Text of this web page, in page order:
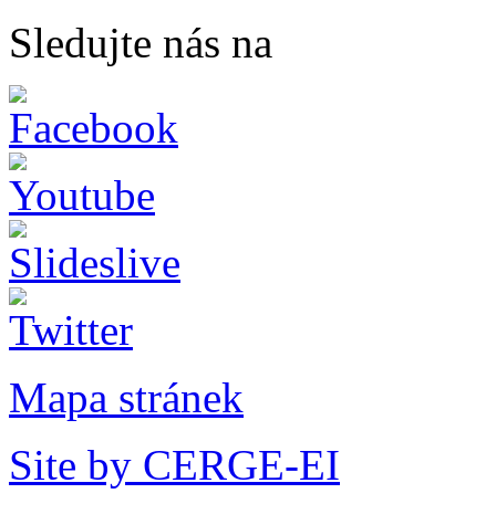
Sledujte nás na
Mapa stránek
Site by CERGE-EI